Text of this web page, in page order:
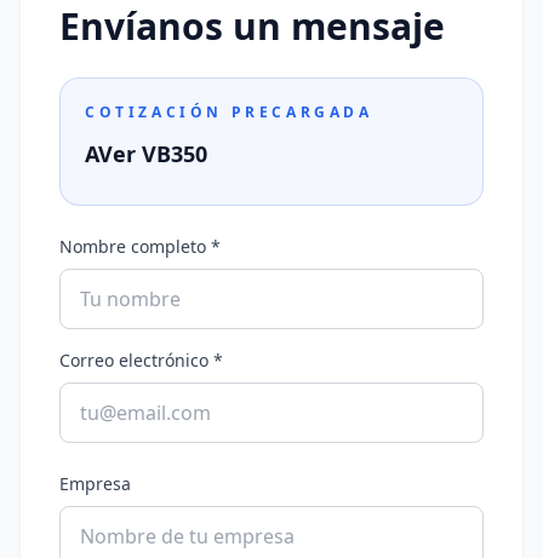
Envíanos un mensaje
COTIZACIÓN PRECARGADA
AVer VB350
Nombre completo *
Correo electrónico *
Empresa